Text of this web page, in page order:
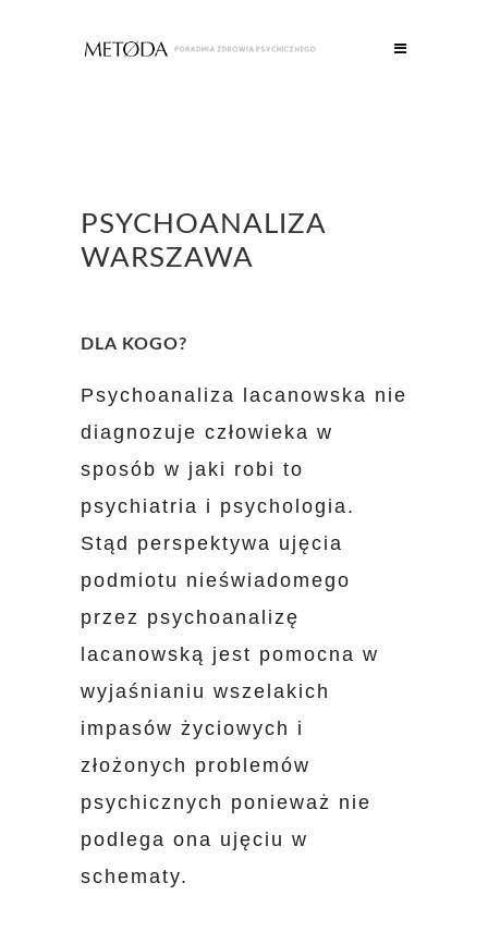
PSYCHOANALIZA
WARSZAWA
DLA KOGO?
Psychoanaliza lacanowska nie
diagnozuje człowieka w
sposób w jaki robi to
psychiatria i psychologia.
Stąd perspektywa ujęcia
podmiotu nieświadomego
przez psychoanalizę
lacanowską jest pomocna w
wyjaśnianiu wszelakich
impasów życiowych i
złożonych problemów
psychicznych ponieważ nie
podlega ona ujęciu w
schematy.